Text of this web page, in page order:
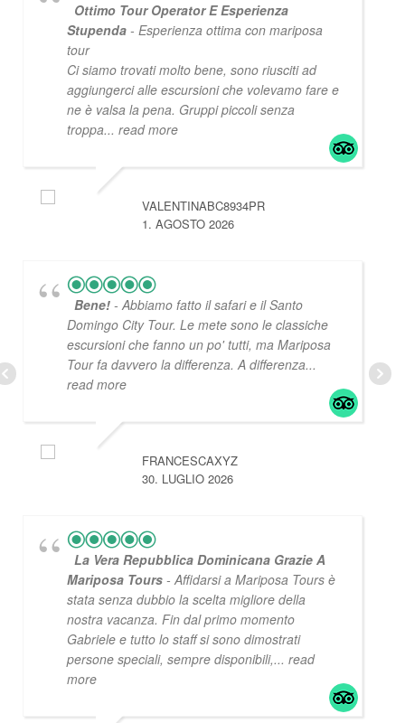
Ottimo Tour Operator E Esperienza
Stupenda- Esperienza ottima con mariposa
tour
Ci siamo trovati molto bene, sono riusciti ad
aggiungerci alle escursioni che volevamo fare e
ne è valsa la pena. Gruppi piccoli senza
troppa... read more
VALENTINABC8934PR
1. AGOSTO 2026
Bene!- Abbiamo fatto il safari e il Santo
Domingo City Tour. Le mete sono le classiche
escursioni che fanno un po' tutti, ma Mariposa
Tour fa davvero la differenza. A differenza...
read more
FRANCESCAXYZ
30. LUGLIO 2026
La Vera Repubblica Dominicana Grazie A
Mariposa Tours- Affidarsi a Mariposa Tours è
stata senza dubbio la scelta migliore della
nostra vacanza. Fin dal primo momento
Gabriele e tutto lo staff si sono dimostrati
persone speciali, sempre disponibili,... read
more